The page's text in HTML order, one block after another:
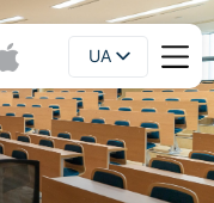
UA
EN